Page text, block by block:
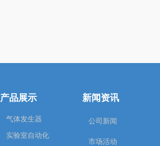
产品展示
气体发生器
实验室自动化
新闻资讯
公司新闻
市场活动